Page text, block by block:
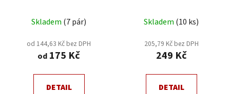
Skladem (7 pár)
od 144,63 Kč bez DPH
od 175 Kč
DETAIL
Skladem (10 ks)
205,79 Kč bez DPH
249 Kč
DETAIL